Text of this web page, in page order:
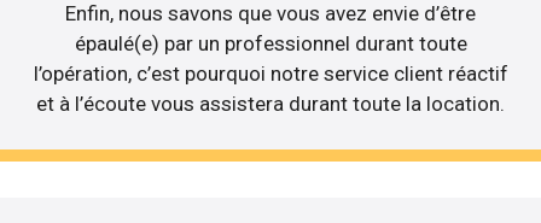
Enfin, nous savons que vous avez envie d’être
épaulé(e) par un professionnel durant toute
l’opération, c’est pourquoi notre service client réactif
et à l’écoute vous assistera durant toute la location.